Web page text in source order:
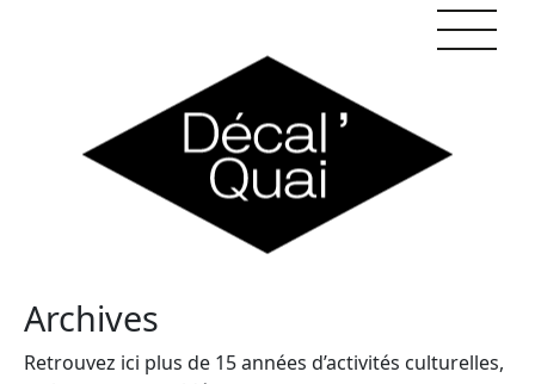
Archives
Retrouvez ici plus de 15 années d’activités culturelles,